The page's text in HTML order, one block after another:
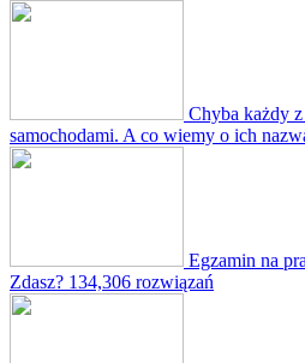
Chyba każdy z
samochodami. A co wiemy o ich
Egzamin na
Zdasz? 134,306 rozwiązań